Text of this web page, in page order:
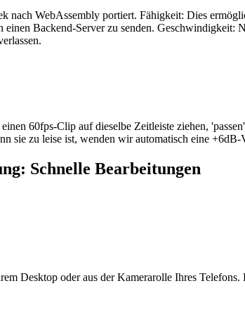
nach WebAssembly portiert. Fähigkeit: Dies
einen Backend-Server zu senden.
60fps-Clip auf dieselbe Zeitleiste ziehen,
sie zu leise ist, wenden wir automatisch eine +6dB-
Schnelle Bearbeitungen
Desktop oder aus der Kamerarolle Ihres